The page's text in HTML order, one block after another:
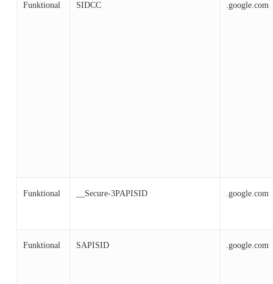
Funktional SIDCC .google.com
Funktional __Secure-3PAPISID .google.com
Funktional SAPISID .google.com